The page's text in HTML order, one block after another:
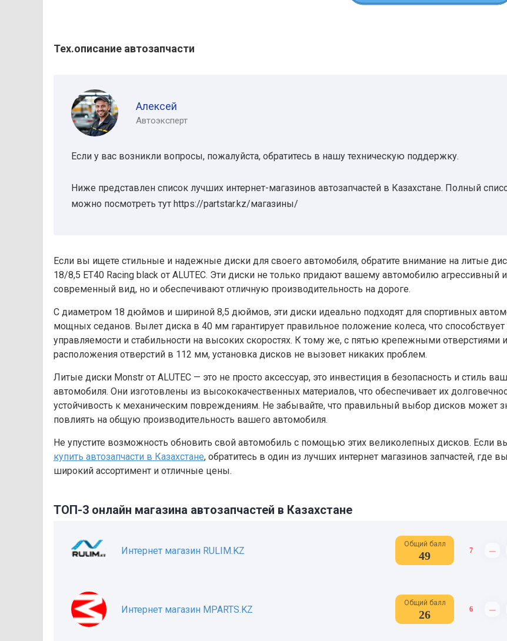
Тех.описание автозапчасти
Алексей
Автоэксперт
Если у вас возникли вопросы, пожалуйста, обратитесь в нашу техническую поддержку.
Ниже представлен список лучших интернет-магазинов автозапчастей в Казахстане. Полный
можно посмотреть тут https://partstar.kz/магазины/
Если вы ищете стильные и надежные диски для своего автомобиля, обратите внимание на литые
18/8,5 ET40 Racing black от ALUTEC. Эти диски не только придают вашему автомобилю агрессивный и
современный вид, но и обеспечивают отличную производительность на дороге.
С диаметром 18 дюймов и шириной 8,5 дюймов, эти диски идеально подходят для спортивных
мощных седанов. Вылет диска в 40 мм гарантирует правильное положение колеса, что
управляемости и стабильности на высоких скоростях. К тому же, с пятью крепежными отверстиями
расположения отверстий в 112 мм, установка дисков не вызовет никаких проблем.
Литые диски Monstr от ALUTEC — это не просто аксессуар, это инвестиция в безопасность и стиль
автомобиля. Они изготовлены из высококачественных материалов, что обеспечивает их
устойчивость к механическим повреждениям. Не забывайте, что правильный выбор дисков может
повлиять на общую производительность вашего автомобиля.
Не упустите возможность обновить свой автомобиль с помощью этих великолепных дисков. Если
купить автозапчасти в Казахстане, обратитесь в один из лучших интернет магазинов запчастей, где
широкий ассортимент и отличные цены.
ТОП-3 онлайн магазина автозапчастей в Казахстане
Интернет магазин RULIM.KZ
Общий балл
49 7 –
Интернет магазин MPARTS.KZ
Общий балл
26 6 –